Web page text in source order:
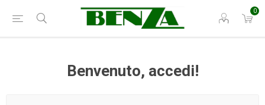
0
Benvenuto, accedi!